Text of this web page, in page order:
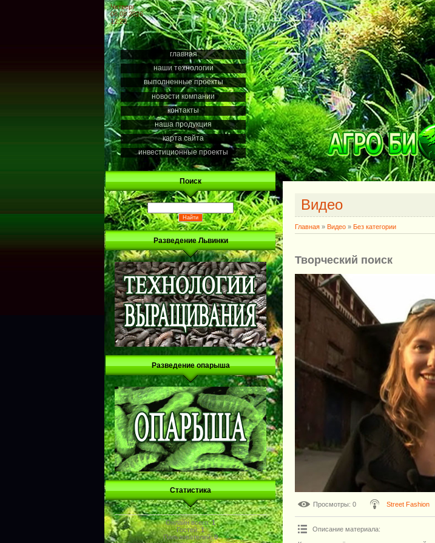
Четверг
06.08.2026
12:23
главная
наши технологии
выполненные проекты
новости компании
контакты
наша продукция
карта сайта
инвестиционные проекты
Поиск
Разведение Львинки
Разведение опарыша
Статистика
Онлайн всего:1
Гостей:1
Пользователей:0
Видео
Главная » Видео » Без категории
Творческий поиск
Просмотры: 0 Street Fashion
Описание материала: